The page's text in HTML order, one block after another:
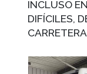
INCLUSO
DIFÍCILES,